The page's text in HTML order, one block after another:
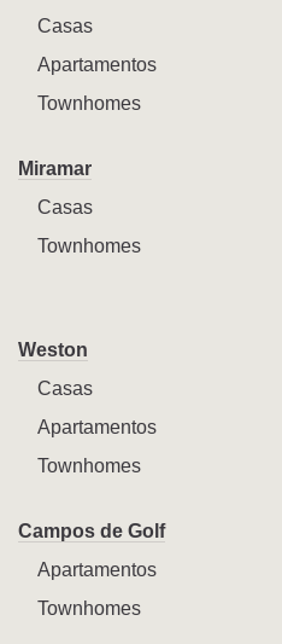
Casas
Apartamentos
Townhomes
Miramar
Casas
Townhomes
Weston
Casas
Apartamentos
Townhomes
Campos de Golf
Apartamentos
Townhomes